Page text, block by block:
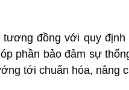
tương đồng với quy
phần bảo đảm sự
tới chuẩn hóa, nâng